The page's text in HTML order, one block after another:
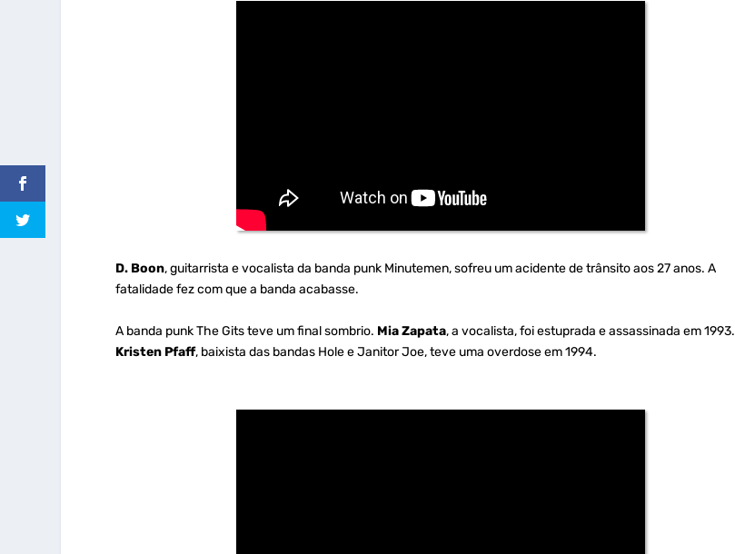
D. Boon, guitarrista e vocalista da banda punk Minutemen, sofreu um acidente de trânsito aos 27 anos. A
fatalidade fez com que a banda acabasse.
A banda punk The Gits teve um final sombrio. Mia Zapata, a vocalista, foi estuprada e assassinada em 1993.
Kristen Pfaff, baixista das bandas Hole e Janitor Joe, teve uma overdose em 1994.